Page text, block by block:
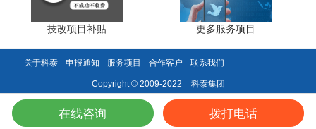
政府层面需落实差异化扶持政策，建立动态培育数据
库，对潜力企业开展"一对一"跟踪指导与申报辅导，简化审
产城融合，建设标准化厂房、中试基地、公共服务平台，降
善配套，吸引项目总投资超五百亿元，形成产业集聚效应。
企业层面需强化内部管理升级，摒弃粗放式、家族式管
技改项目补贴 更多服务项目
关于科泰 申报通知 服务项目 合作客户 联系我们
Copyright © 2009-2022 科泰集团
在线咨询 拨打电话